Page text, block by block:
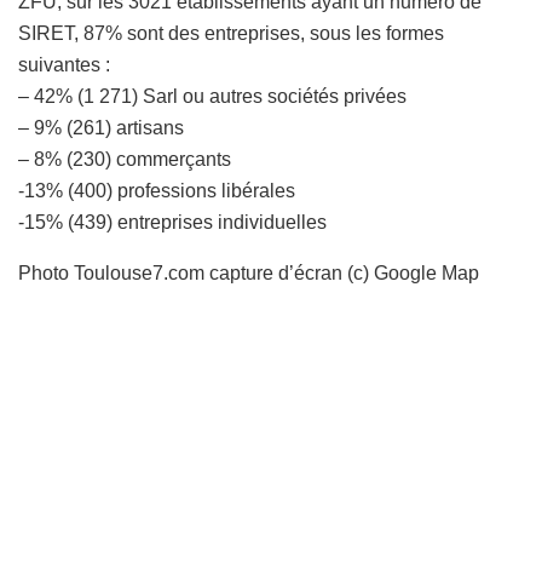
SIRET, 87% sont des entreprises, sous les formes
suivantes :
– 42% (1 271) Sarl ou autres sociétés privées
– 9% (261) artisans
– 8% (230) commerçants
-13% (400) professions libérales
-15% (439) entreprises individuelles
Photo Toulouse7.com capture d’écran (c) Google Map